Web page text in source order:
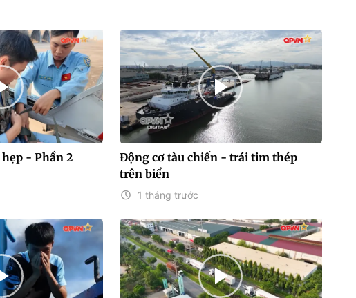
- Phần 2
Động cơ tàu chiến - trái tim thép
trên biển
1 tháng trước